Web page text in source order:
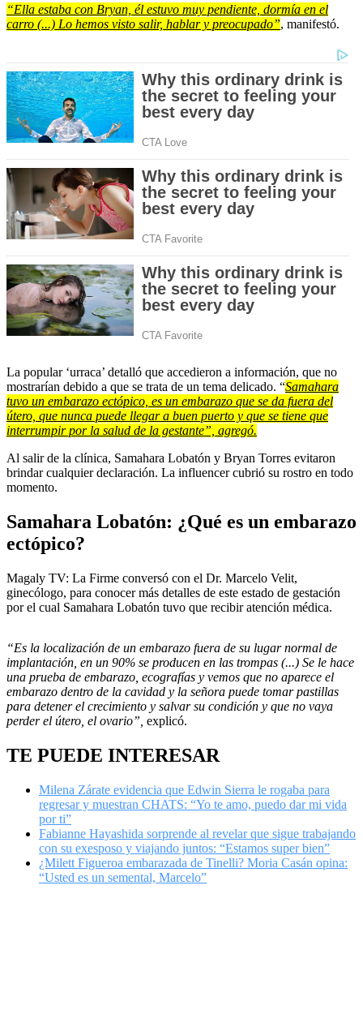
seconds
of
5
seconds
“Ella estaba con Bryan, él estuvo muy pendiente, dormía en el
carro (...) Lo hemos visto salir, hablar y preocupado”, manifestó.
La popular ‘urraca’ detalló que accedieron a información, que no
mostrarían debido a que se trata de un tema delicado. “Samahara
tuvo un embarazo ectópico, es un embarazo que se da fuera del
útero, que nunca puede llegar a buen puerto y que se tiene que
interrumpir por la salud de la gestante”, agregó.
Al salir de la clínica, Samahara Lobatón y Bryan Torres evitaron
brindar cualquier declaración. La influencer cubrió su rostro en todo
momento.
Samahara Lobatón: ¿Qué es un embarazo
ectópico?
Magaly TV: La Firme conversó con el Dr. Marcelo Velit,
ginecólogo, para conocer más detalles de este estado de gestación
por el cual Samahara Lobatón tuvo que recibir atención médica.
“Es la localización de un embarazo fuera de su lugar normal de
implantación, en un 90% se producen en las trompas (...) Se le hace
una prueba de embarazo, ecografías y vemos que no aparece el
embarazo dentro de la cavidad y la señora puede tomar pastillas
para detener el crecimiento y salvar su condición y que no vaya
perder el útero, el ovario”, explicó.
TE PUEDE INTERESAR
Milena Zárate evidencia que Edwin Sierra le rogaba para
regresar y muestran CHATS: “Yo te amo, puedo dar mi vida
por ti”
Fabianne Hayashida sorprende al revelar que sigue trabajando
con su exesposo y viajando juntos: “Estamos super bien”
¿Milett Figueroa embarazada de Tinelli? Moria Casán opina:
“Usted es un semental, Marcelo”